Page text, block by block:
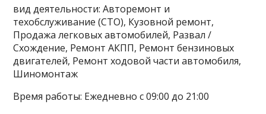
вид деятельности: Авторемонт и
техобслуживание (СТО), Кузовной ремонт,
Продажа легковых автомобилей, Развал /
Схождение, Ремонт АКПП, Ремонт бензиновых
двигателей, Ремонт ходовой части автомобиля,
Шиномонтаж
Время работы: Ежедневно с 09:00 до 21:00